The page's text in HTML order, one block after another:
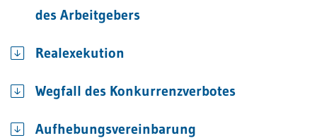
des Arbeitgebers
Realexekution
Wegfall des Konkurrenzverbotes
Aufhebungsvereinbarung